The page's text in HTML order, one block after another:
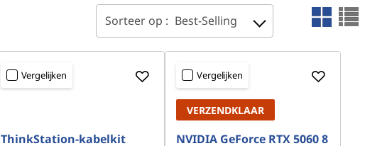
Sorteer op : Best-Selling
Vergelijken
ThinkStation-kabelkit
Vergelijken
VERZENDKLAAR
NVIDIA GeForce RTX 5060 8